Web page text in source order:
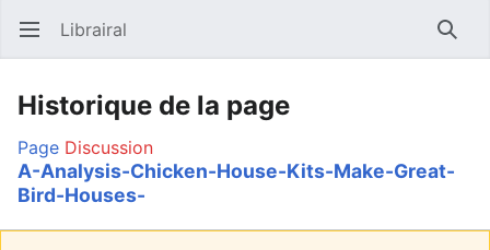
Ouvrir le menu principal Librairal
Historique de la page
Page Discussion
A-Analysis-Chicken-House-Kits-Make-Great-
Bird-Houses-